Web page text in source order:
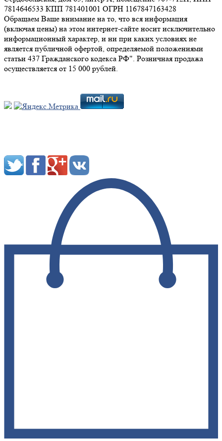
7814646533 КПП 781401001 ОГРН 1167847163428
Обращаем Ваше внимание на то, что вся информация
(включая цены) на этом интернет-сайте носит исключительно
информационный характер, и ни при каких условиях не
является публичной офертой, определяемой положениями
статьи 437 Гражданского кодекса РФ". Розничная продажа
осуществляется от 15 000 рублей.